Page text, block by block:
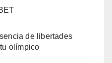
de libertades
olí­mpico